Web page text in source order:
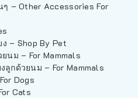
– Other Accessories For
– Shop By Pet
นม – For Mammals
ลูกด้วยนม – For Mammals
Dogs
Cats